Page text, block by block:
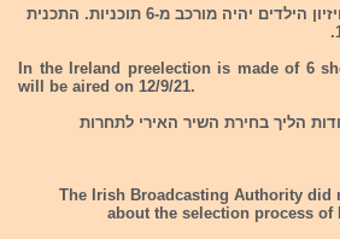
הקדם האירי לתחרות אירוויזיון הילדים יהיה מורכב מ-6 תוכניות. התכנית
In the Ireland preelection is made of 6
will be aired on 12/9/21.
הליך בחירת השיר האירי לתחרות
The Irish Broadcasting Authority did
about the selection process of